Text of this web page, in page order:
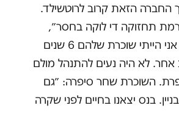
החברה הזאת קרוב לרוטשילד.
תחזוקה די לוקה בחסר״,
תיאר יצחק. ״גם אני הייתי שוכרת שלהם 6 שנים
אחר. לא היה נעים להתנהל מולם
השוכרת שחר סיפרה: ״גם
בנס יצאנו בחיים לפני שקרה